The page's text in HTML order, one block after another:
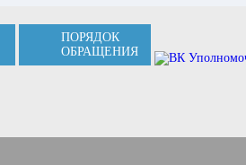
ПОРЯДОК
ОБРАЩЕНИЯ